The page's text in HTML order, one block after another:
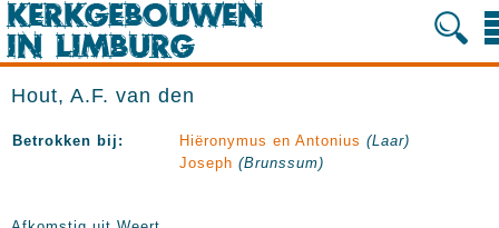
Hout, A.F. van den
Betrokken bij: Hiëronymus en Antonius (Laar)
Joseph (Brunssum)